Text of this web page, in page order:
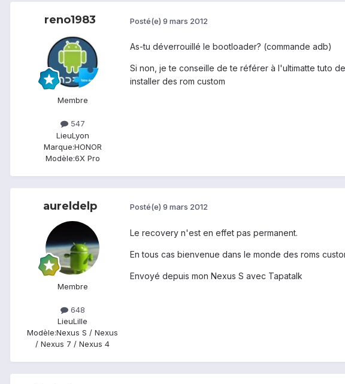
reno1983
Membre
547
LieuLyon
Marque:HONOR
Modèle:6X Pro
Posté(e) 9 mars 2012
As-tu déverrouillé le bootloader? (commande adb)
Si non, je te conseille de te référer à l'ultimatte tuto
installer des rom custom
aureldelp
Membre
648
LieuLille
Modèle:Nexus S / Nexus
/ Nexus 7 / Nexus 4
Posté(e) 9 mars 2012
Le recovery n'est en effet pas permanent.
En tous cas bienvenue dans le monde des roms
Envoyé depuis mon Nexus S avec Tapatalk